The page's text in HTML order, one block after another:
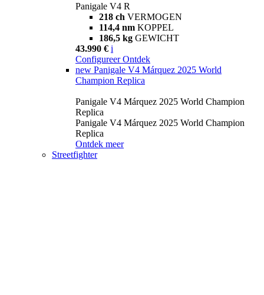
Panigale V4 R
218 ch VERMOGEN
114,4 nm KOPPEL
186,5 kg GEWICHT
43.990 € i
Configureer Ontdek
new Panigale V4 Márquez 2025 World
Champion Replica
Panigale V4 Márquez 2025 World Champion
Replica
Panigale V4 Márquez 2025 World Champion
Replica
Ontdek meer
Streetfighter